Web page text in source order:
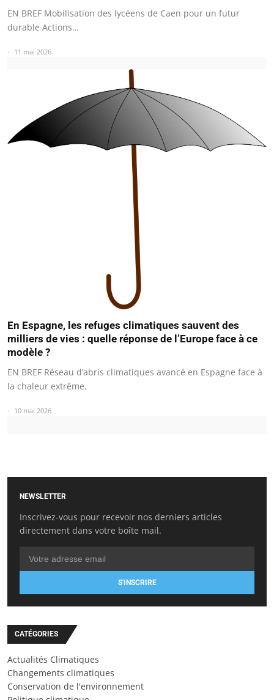
EN BREF Mobilisation des lycéens de Caen pour un futur
durable Actions…
11 mai 2026
En Espagne, les refuges climatiques sauvent des
milliers de vies : quelle réponse de l’Europe face à ce
modèle ?
EN BREF Réseau d’abris climatiques avancé en Espagne face à
la chaleur extrême.
10 mai 2026
NEWSLETTER
Inscrivez-vous pour recevoir nos derniers articles
directement dans votre boîte mail.
S'INSCRIRE
CATÉGORIES
Actualités Climatiques
Changements climatiques
Conservation de l'environnement